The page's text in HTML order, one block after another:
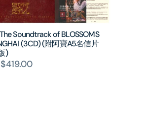
Soundtrack of BLOSSOMS
(3CD) (附阿寶A5名信片
)